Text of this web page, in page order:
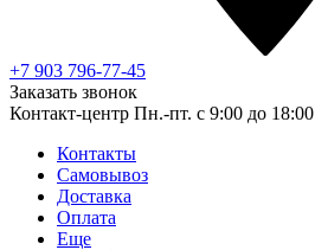
+7 903 796-77-45
Заказать звонок
Контакт-центр Пн.-пт. с 9:00 до 18:00
Контакты
Самовывоз
Доставка
Оплата
Еще